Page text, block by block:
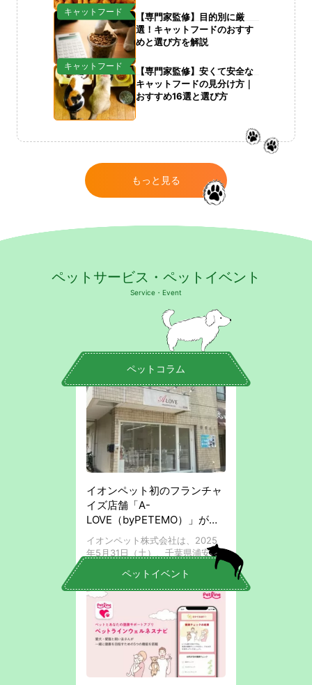
キャットフード
【専門家監修】目的別に厳
選！キャットフードのおすす
めと選び方を解説
キャットフード
【専門家監修】安くて安全な
キャットフードの見分け方｜
おすすめ16選と選び方
もっと見る
ペットサービス・ペットイベント
Service・Event
ペットコラム
イオンペット初のフランチャ
イズ店舗「A-
LOVE（byPETEMO）」が千
葉県浦安に誕生
イオンペット株式会社は、2025
年5月31日（土）、千葉県浦安市
に初のフランチャイズ店舗となる
グルーミングサロン「A-
LOVE(byPETEMO)浦安堀江店」
をグランドオープンしました。 獣
医学の知見 ...
ペットイベント